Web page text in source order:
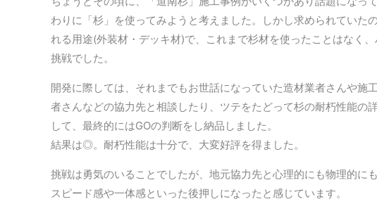
わりに「杉」を使ってみようと考えました。しかし求められていた
れる用途(外装材・デッキ材)で、これまで杉材を使ったことはなく
挑戦でした。
開発に際しては、それまでもお世話になっていた造材業者さんや施
者さんなどの協力先と相談したり、ツテをたどって杉の耐朽性能の
して、最終的にはGOの判断をし納品しました。
結果は◎。耐朽性能は十分で、大変好評を得ました。
挑戦は勇気のいることでしたが、地元協力先と心理的にも物理的に
スピード感や一体感といった後押しになったと感じています。